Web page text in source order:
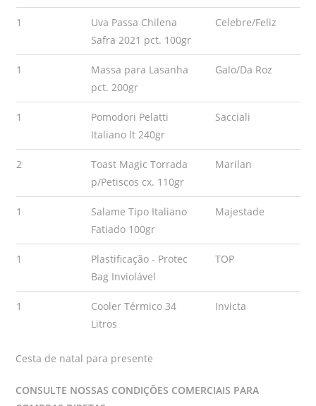
1
Uva Passa Chilena
Safra 2021 pct. 100gr
Celebre/Feliz
1
Massa para Lasanha
pct. 200gr
Galo/Da Roz
1
Pomodori Pelatti
Italiano lt 240gr
Sacciali
2
Toast Magic Torrada
p/Petiscos cx. 110gr
Marilan
1
Salame Tipo Italiano
Fatiado 100gr
Majestade
1
Plastificação - Protec
Bag Inviolável
TOP
1
Cooler Térmico 34
Litros
Invicta
Cesta de natal para presente
CONSULTE NOSSAS CONDIÇÕES COMERCIAIS PARA